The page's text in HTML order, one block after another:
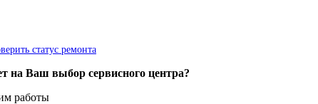
статус ремонта
на Ваш выбор сервисного центра?
работы